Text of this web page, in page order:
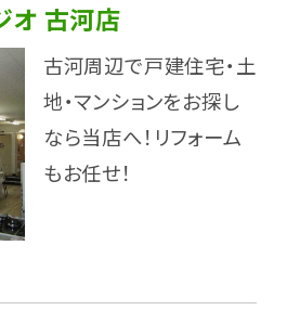
オ 古河店
古河周辺で戸建住宅・土
地・マンションをお探し
なら当店へ！リフォーム
もお任せ！